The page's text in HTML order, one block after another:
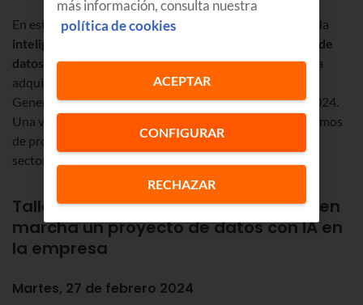
En esta primera sesión, explicaremos con detalle qué es la
inteligencia artificial y qué la diferencia de la analítica de
datos más tradicional. También mostraremos por qué ha
adquirido tanta relevancia en el último año con la IA
Generativa y qué perspectivas tiene por delante para 2024.
Una vez puestos en claro los conceptos básicos, hablaremos
de proyectos que se pueden desarrollar en diferentes
sectores, aterrizando así en ejemplos reales.
Taller 2º: Primeros pasos para poner en
marcha un proyecto de datos con IA en
la empresa
Martes, 27 de febrero 2024
más información, consulta nuestra
política de cookies
CONFIGURAR
RECHAZAR
ACEPTAR